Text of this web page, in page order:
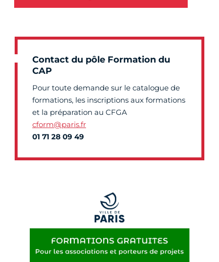
Contact du pôle Formation du
CAP
Pour toute demande sur le catalogue de
formations, les inscriptions aux formations
et la préparation au CFGA
cform@paris.fr
01 71 28 09 49